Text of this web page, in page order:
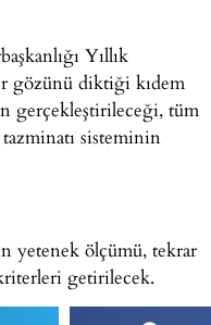
Yıllık
gözünü diktiği kıdem
gerçekleştirileceği, tüm
sisteminin
yetenek ölçümü, tekrar
getirilecek.